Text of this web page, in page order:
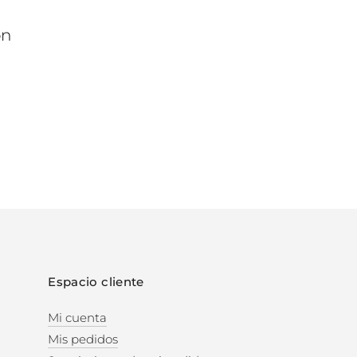
Espacio cliente
Mi cuenta
Mis pedidos